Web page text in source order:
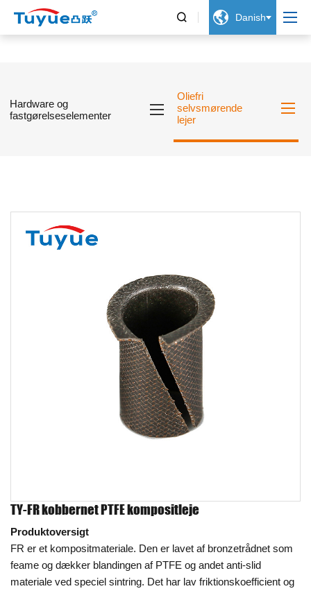
  Danish
Hardware og
fastgørelseselementer
Oliefri
selvsmørende
lejer
TY-FR kobbernet PTFE kompositleje
Produktoversigt
FR er et kompositmateriale. Den er lavet af bronzetrådnet som
feame og dækker blandingen af PTFE og andet anti-slid
materiale ved speciel sintring. Det har lav friktionskoefficient og